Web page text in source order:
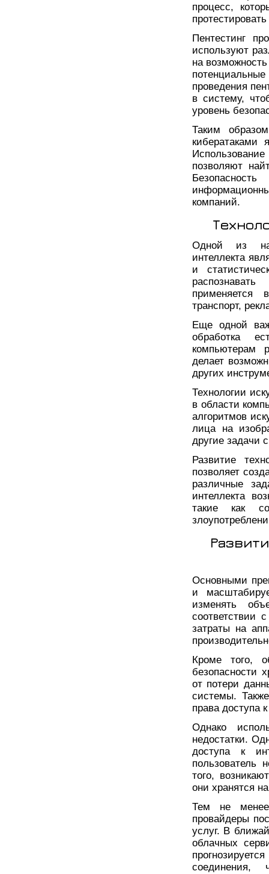
процесс,
Пентестинг
используют
на
проведения
в систему,
уровень
Таким
Использование
позволяют
компаний.
Одной из
интеллекта
и
транспорт,
Еще одной
обработка
компьютерам
делает
других
Технологии
в области
алгоритмов
лица на
другие задачи
Развитие
позволяет
различные
интеллекта
такие как
Основными
и
изменять
соответствии
затраты на
Кроме того,
безопасности
от потери
системы.
права доступа
Однако
недостатки.
доступа к
пользователь
того,
они хранятся
Тем не
провайдеры
услуг. В
облачных
соединения,